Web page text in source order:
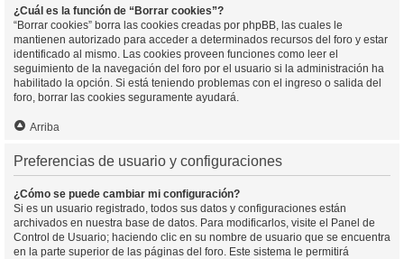
¿Cuál es la función de “Borrar cookies”?
“Borrar cookies” borra las cookies creadas por phpBB, las cuales le
mantienen autorizado para acceder a determinados recursos del foro y estar
identificado al mismo. Las cookies proveen funciones como leer el
seguimiento de la navegación del foro por el usuario si la administración ha
habilitado la opción. Si está teniendo problemas con el ingreso o salida del
foro, borrar las cookies seguramente ayudará.
Arriba
Preferencias de usuario y configuraciones
¿Cómo se puede cambiar mi configuración?
Si es un usuario registrado, todos sus datos y configuraciones están
archivados en nuestra base de datos. Para modificarlos, visite el Panel de
Control de Usuario; haciendo clic en su nombre de usuario que se encuentra
en la parte superior de las páginas del foro. Este sistema le permitirá